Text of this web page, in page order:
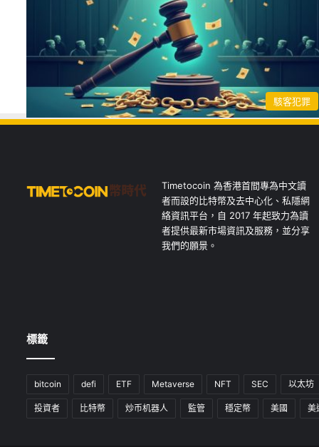
駭客犯罪
Timetocoin 為香港首間專為中文讀
者而設的比特幣及去中心化、私隱網
絡資訊平台，自 2017 年起致力為讀
者提供最新市場資訊及服務，並分享
我們的願景。
標籤
bitcoin defi ETF Metaverse NFT SEC 以太坊
投資者 比特幣 炒币机器人 監管 穩定幣 美國 美